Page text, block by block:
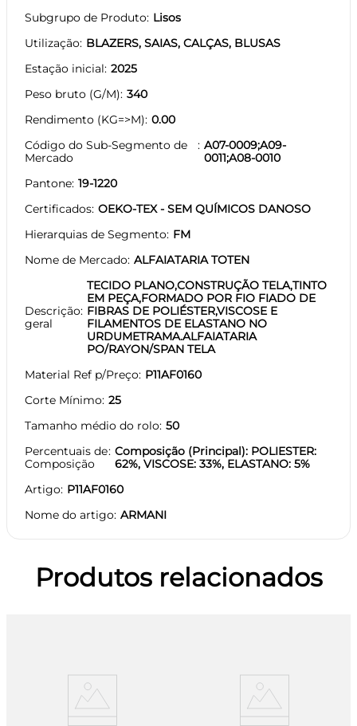
Subgrupo de Produto Lisos
Utilização BLAZERS, SAIAS, CALÇAS, BLUSAS
Estação inicial 2025
Peso bruto (G/M) 340
Rendimento (KG=>M) 0.00
Código do Sub-Segmento de
Mercado
A07-0009;A09-
0011;A08-0010
Pantone 19-1220
Certificados OEKO-TEX - SEM QUÍMICOS DANOSO
Hierarquias de Segmento FM
Nome de Mercado ALFAIATARIA TOTEN
Descrição
geral
TECIDO PLANO,CONSTRUÇÃO TELA,TINTO
EM PEÇA,FORMADO POR FIO FIADO DE
FIBRAS DE POLIÉSTER,VISCOSE E
FILAMENTOS DE ELASTANO NO
URDUMETRAMA.ALFAIATARIA
PO/RAYON/SPAN TELA
Material Ref p/Preço P11AF0160
Corte Mínimo 25
Tamanho médio do rolo 50
Percentuais de
Composição
Composição (Principal): POLIESTER:
62%, VISCOSE: 33%, ELASTANO: 5%
Artigo P11AF0160
Nome do artigo ARMANI
Produtos relacionados